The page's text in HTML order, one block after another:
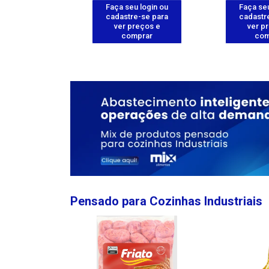
Faça seu login ou
cadastre-se para
ver preços e
comprar
Faça
ver
Pensado para Cozinhas Industriais